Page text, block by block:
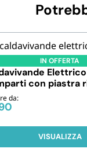
IN OFFERTA
con piastra
da:
VISUALIZZA